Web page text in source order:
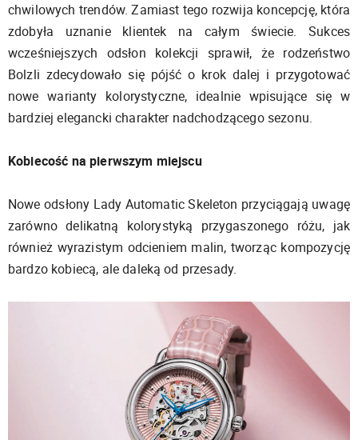
chwilowych trendów. Zamiast tego rozwija koncepcję, która
zdobyła uznanie klientek na całym świecie. Sukces
wcześniejszych odsłon kolekcji sprawił, że rodzeństwo
Bolzli zdecydowało się pójść o krok dalej i przygotować
nowe warianty kolorystyczne, idealnie wpisujące się w
bardziej elegancki charakter nadchodzącego sezonu.
Kobiecość na pierwszym miejscu
Nowe odsłony Lady Automatic Skeleton przyciągają uwagę
zarówno delikatną kolorystyką przygaszonego różu, jak
również wyrazistym odcieniem malin, tworząc kompozycję
bardzo kobiecą, ale daleką od przesady.